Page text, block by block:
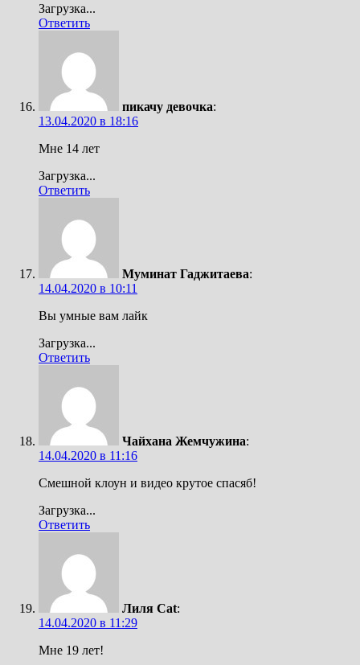
Загрузка...
Ответить
пикачу девочка:
13.04.2020 в 18:16
Мне 14 лет
Загрузка...
Ответить
Муминат Гаджитаева:
14.04.2020 в 10:11
Вы умные вам лайк
Загрузка...
Ответить
Чайхана Жемчужина:
14.04.2020 в 11:16
Смешной клоун и видео крутое спасяб!
Загрузка...
Ответить
Лиля Cat:
14.04.2020 в 11:29
Мне 19 лет!